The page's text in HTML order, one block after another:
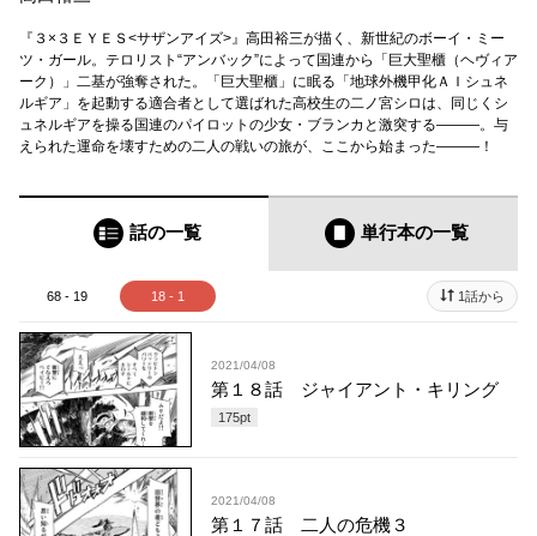
『３×３ＥＹＥＳ<サザンアイズ>』高田裕三が描く、新世紀のボーイ・ミー
ツ・ガール。テロリスト“アンバック”によって国連から「巨大聖櫃（ヘヴィア
ーク）」二基が強奪された。「巨大聖櫃」に眠る「地球外機甲化ＡＩシュネ
ルギア」を起動する適合者として選ばれた高校生の二ノ宮シロは、同じくシ
ュネルギアを操る国連のパイロットの少女・ブランカと激突する―――。与
えられた運命を壊すための二人の戦いの旅が、ここから始まった―――！
話の一覧 単行本の一覧
68 - 19 18 - 1 1話から
2021/04/08
第１８話 ジャイアント・キリング
175pt
2021/04/08
第１７話 二人の危機３